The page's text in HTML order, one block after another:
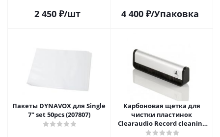
2 450₽/шт 4 400₽/Упаковка
Пакеты DYNAVOX для Single
7" set 50pcs (207807)
Карбоновая щетка для
чистки пластинок
Clearaudio Record cleaning
brush